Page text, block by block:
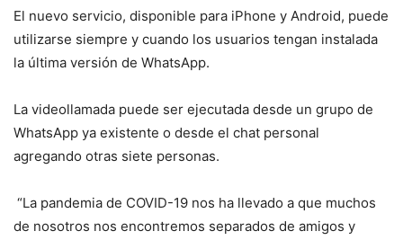
El nuevo servicio, disponible para iPhone y Android, puede
utilizarse siempre y cuando los usuarios tengan instalada
la última versión de WhatsApp.
La videollamada puede ser ejecutada desde un grupo de
WhatsApp ya existente o desde el chat personal
agregando otras siete personas.
“La pandemia de COVID-19 nos ha llevado a que muchos
de nosotros nos encontremos separados de amigos y